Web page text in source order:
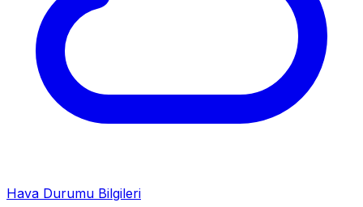
Hava Durumu Bilgileri